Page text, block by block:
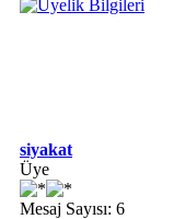
siyakat
Üye
Mesaj Sayısı: 6